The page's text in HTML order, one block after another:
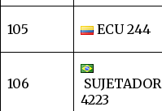
105 ECU 244
106
SUJETADOR
4223